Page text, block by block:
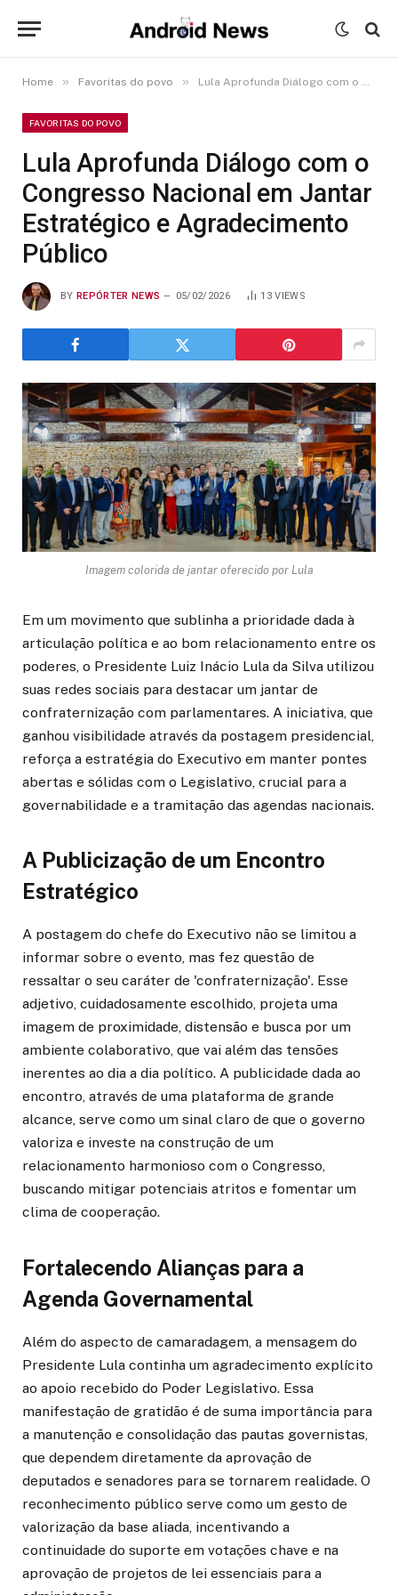
Home » Favoritas do povo » Lula Aprofunda Diálogo com o Congresso Nacional em Jantar Estratégico e Agradecimento Público
FAVORITAS DO POVO
Lula Aprofunda Diálogo com o
Congresso Nacional em Jantar
Estratégico e Agradecimento
Público
BY REPÓRTER NEWS 05/02/2026 13VIEWS
Imagem colorida de jantar oferecido por Lula
Em um movimento que sublinha a prioridade dada à
articulação política e ao bom relacionamento entre os
poderes, o Presidente Luiz Inácio Lula da Silva utilizou
suas redes sociais para destacar um jantar de
confraternização com parlamentares. A iniciativa, que
ganhou visibilidade através da postagem presidencial,
reforça a estratégia do Executivo em manter pontes
abertas e sólidas com o Legislativo, crucial para a
governabilidade e a tramitação das agendas nacionais.
A Publicização de um Encontro
Estratégico
A postagem do chefe do Executivo não se limitou a
informar sobre o evento, mas fez questão de
ressaltar o seu caráter de 'confraternização'. Esse
adjetivo, cuidadosamente escolhido, projeta uma
imagem de proximidade, distensão e busca por um
ambiente colaborativo, que vai além das tensões
inerentes ao dia a dia político. A publicidade dada ao
encontro, através de uma plataforma de grande
alcance, serve como um sinal claro de que o governo
valoriza e investe na construção de um
relacionamento harmonioso com o Congresso,
buscando mitigar potenciais atritos e fomentar um
clima de cooperação.
Fortalecendo Alianças para a
Agenda Governamental
Além do aspecto de camaradagem, a mensagem do
Presidente Lula continha um agradecimento explícito
ao apoio recebido do Poder Legislativo. Essa
manifestação de gratidão é de suma importância para
a manutenção e consolidação das pautas governistas,
que dependem diretamente da aprovação de
deputados e senadores para se tornarem realidade. O
reconhecimento público serve como um gesto de
valorização da base aliada, incentivando a
continuidade do suporte em votações chave e na
aprovação de projetos de lei essenciais para a